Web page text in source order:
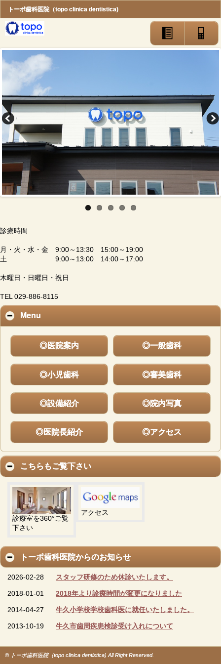
トーポ歯科医院（topo clinica dentistica)
診療時間
月・火・水・金 9:00～13:30 15:00～19:00
土 9:00～13:00 14:00～17:00
木曜日・日曜日・祝日
TEL 029-886-8115
Menu
◎医院案内 ◎一般歯科
◎小児歯科 ◎審美歯科
◎設備紹介 ◎院内写真
◎医院長紹介 ◎アクセス
こちらもご覧下さい
診療室を360°ご覧
下さい
アクセス
トーポ歯科医院からのお知らせ
2026-02-28 スタッフ研修のため休診いたします。
2018-01-01 2018年より診療時間が変更になりました
2014-04-27 牛久小学校学校歯科医に就任いたしました。
2013-10-19 牛久市歯周疾患検診受け入れについて
© トーポ歯科医院（topo clinica dentistica) All Right Reserved.